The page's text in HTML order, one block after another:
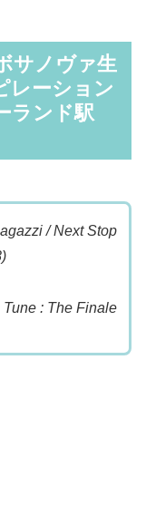
サノヴァ生
レーション
ランド駅
/ Next Stop
Tune : The Finale